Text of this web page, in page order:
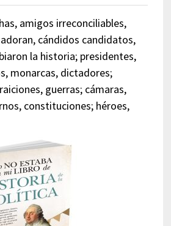
amigos irreconciliables,
cándidos candidatos,
la historia; presidentes,
monarcas, dictadores;
guerras; cámaras,
constituciones; héroes,